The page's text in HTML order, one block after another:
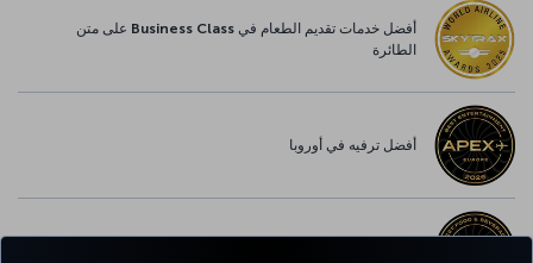
أفضل خدمات تقديم الطعام في Business Class على متن
الطائرة
أفضل ترفيه في أوروبا